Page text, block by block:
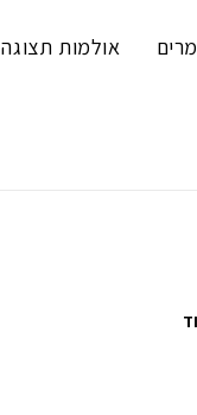
אולמות תצוגה